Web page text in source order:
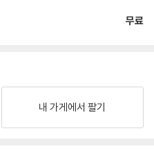
무료
내 가게에서 팔기